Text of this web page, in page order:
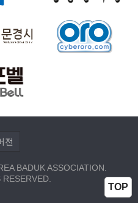
TOP
전
BADUK ASSOCIATION.